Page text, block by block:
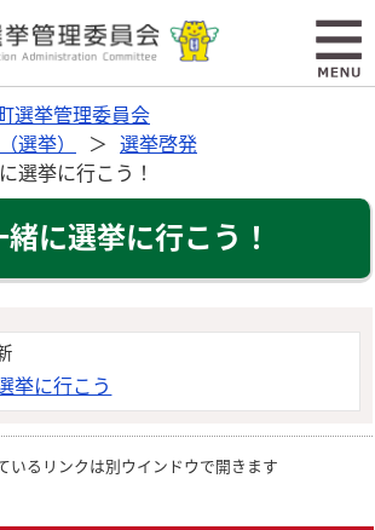
選挙管理委員会
選挙）
選挙啓発
選挙に行こう！
に選挙に行こう！
挙に行こう
いるリンクは別ウインドウで開きます